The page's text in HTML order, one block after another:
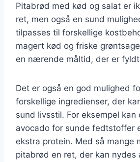
Pitabrød med kød og salat er
ret, men også en sund
tilpasses til forskellige
magert kød og friske
en nærende måltid, der er
Det er også en god mulighed
forskellige ingredienser, der
sund livsstil. For eksempel kan
avocado for sunde fedtstoffer
ekstra protein. Med så mange
pitabrød en ret, der kan nydes